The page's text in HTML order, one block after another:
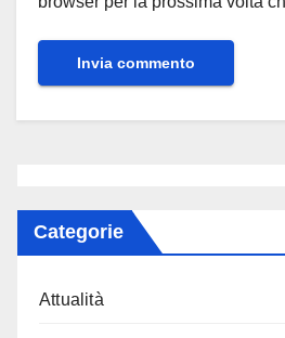
Categorie
Attualità